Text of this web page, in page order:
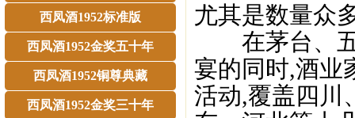
西凤酒1952标准版
西凤酒1952金奖五十年
西凤酒1952铜尊典藏
西凤酒1952金奖三十年
尤其是数量众
在茅台、五
宴的同时,酒业
活动,覆盖四川